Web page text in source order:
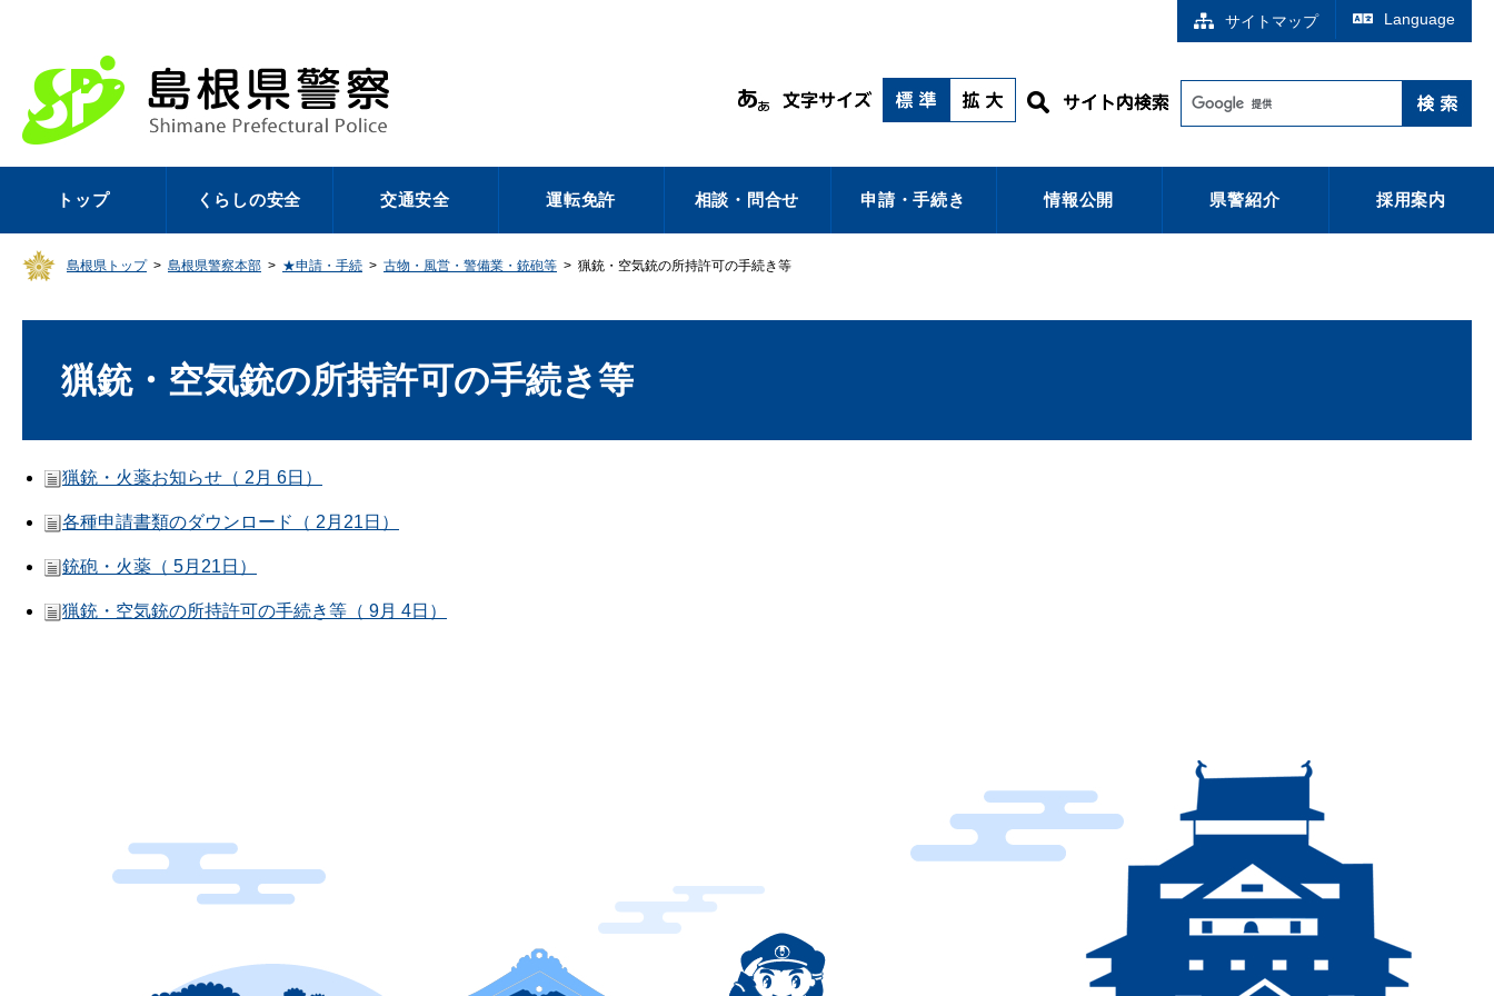
サイトマップ Language
トップ くらしの安全 交通安全 運転免許 相談・問合せ 申請・手続き 情報公開 県警紹介 採用案内
島根県トップ > 島根県警察本部 > ★申請・手続 > 古物・風営・警備業・銃砲等 > 猟銃・空気銃の所持許可の手続き等
猟銃・空気銃の所持許可の手続き等
猟銃・火薬お知らせ（ 2月 6日）
各種申請書類のダウンロード（ 2月21日）
銃砲・火薬（ 5月21日）
猟銃・空気銃の所持許可の手続き等（ 9月 4日）